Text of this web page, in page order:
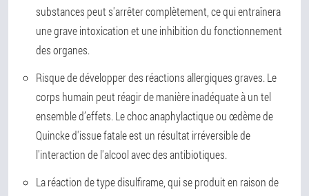
substances peut s'arrêter complètement, ce qui entraînera
une grave intoxication et une inhibition du fonctionnement
des organes.
Risque de développer des réactions allergiques graves. Le
corps humain peut réagir de manière inadéquate à un tel
ensemble d’effets. Le choc anaphylactique ou œdème de
Quincke d'issue fatale est un résultat irréversible de
l'interaction de l'alcool avec des antibiotiques.
La réaction de type disulfirame, qui se produit en raison de